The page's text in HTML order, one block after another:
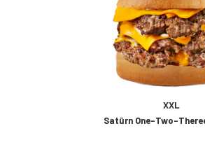
XXL
Satürn One-Two-